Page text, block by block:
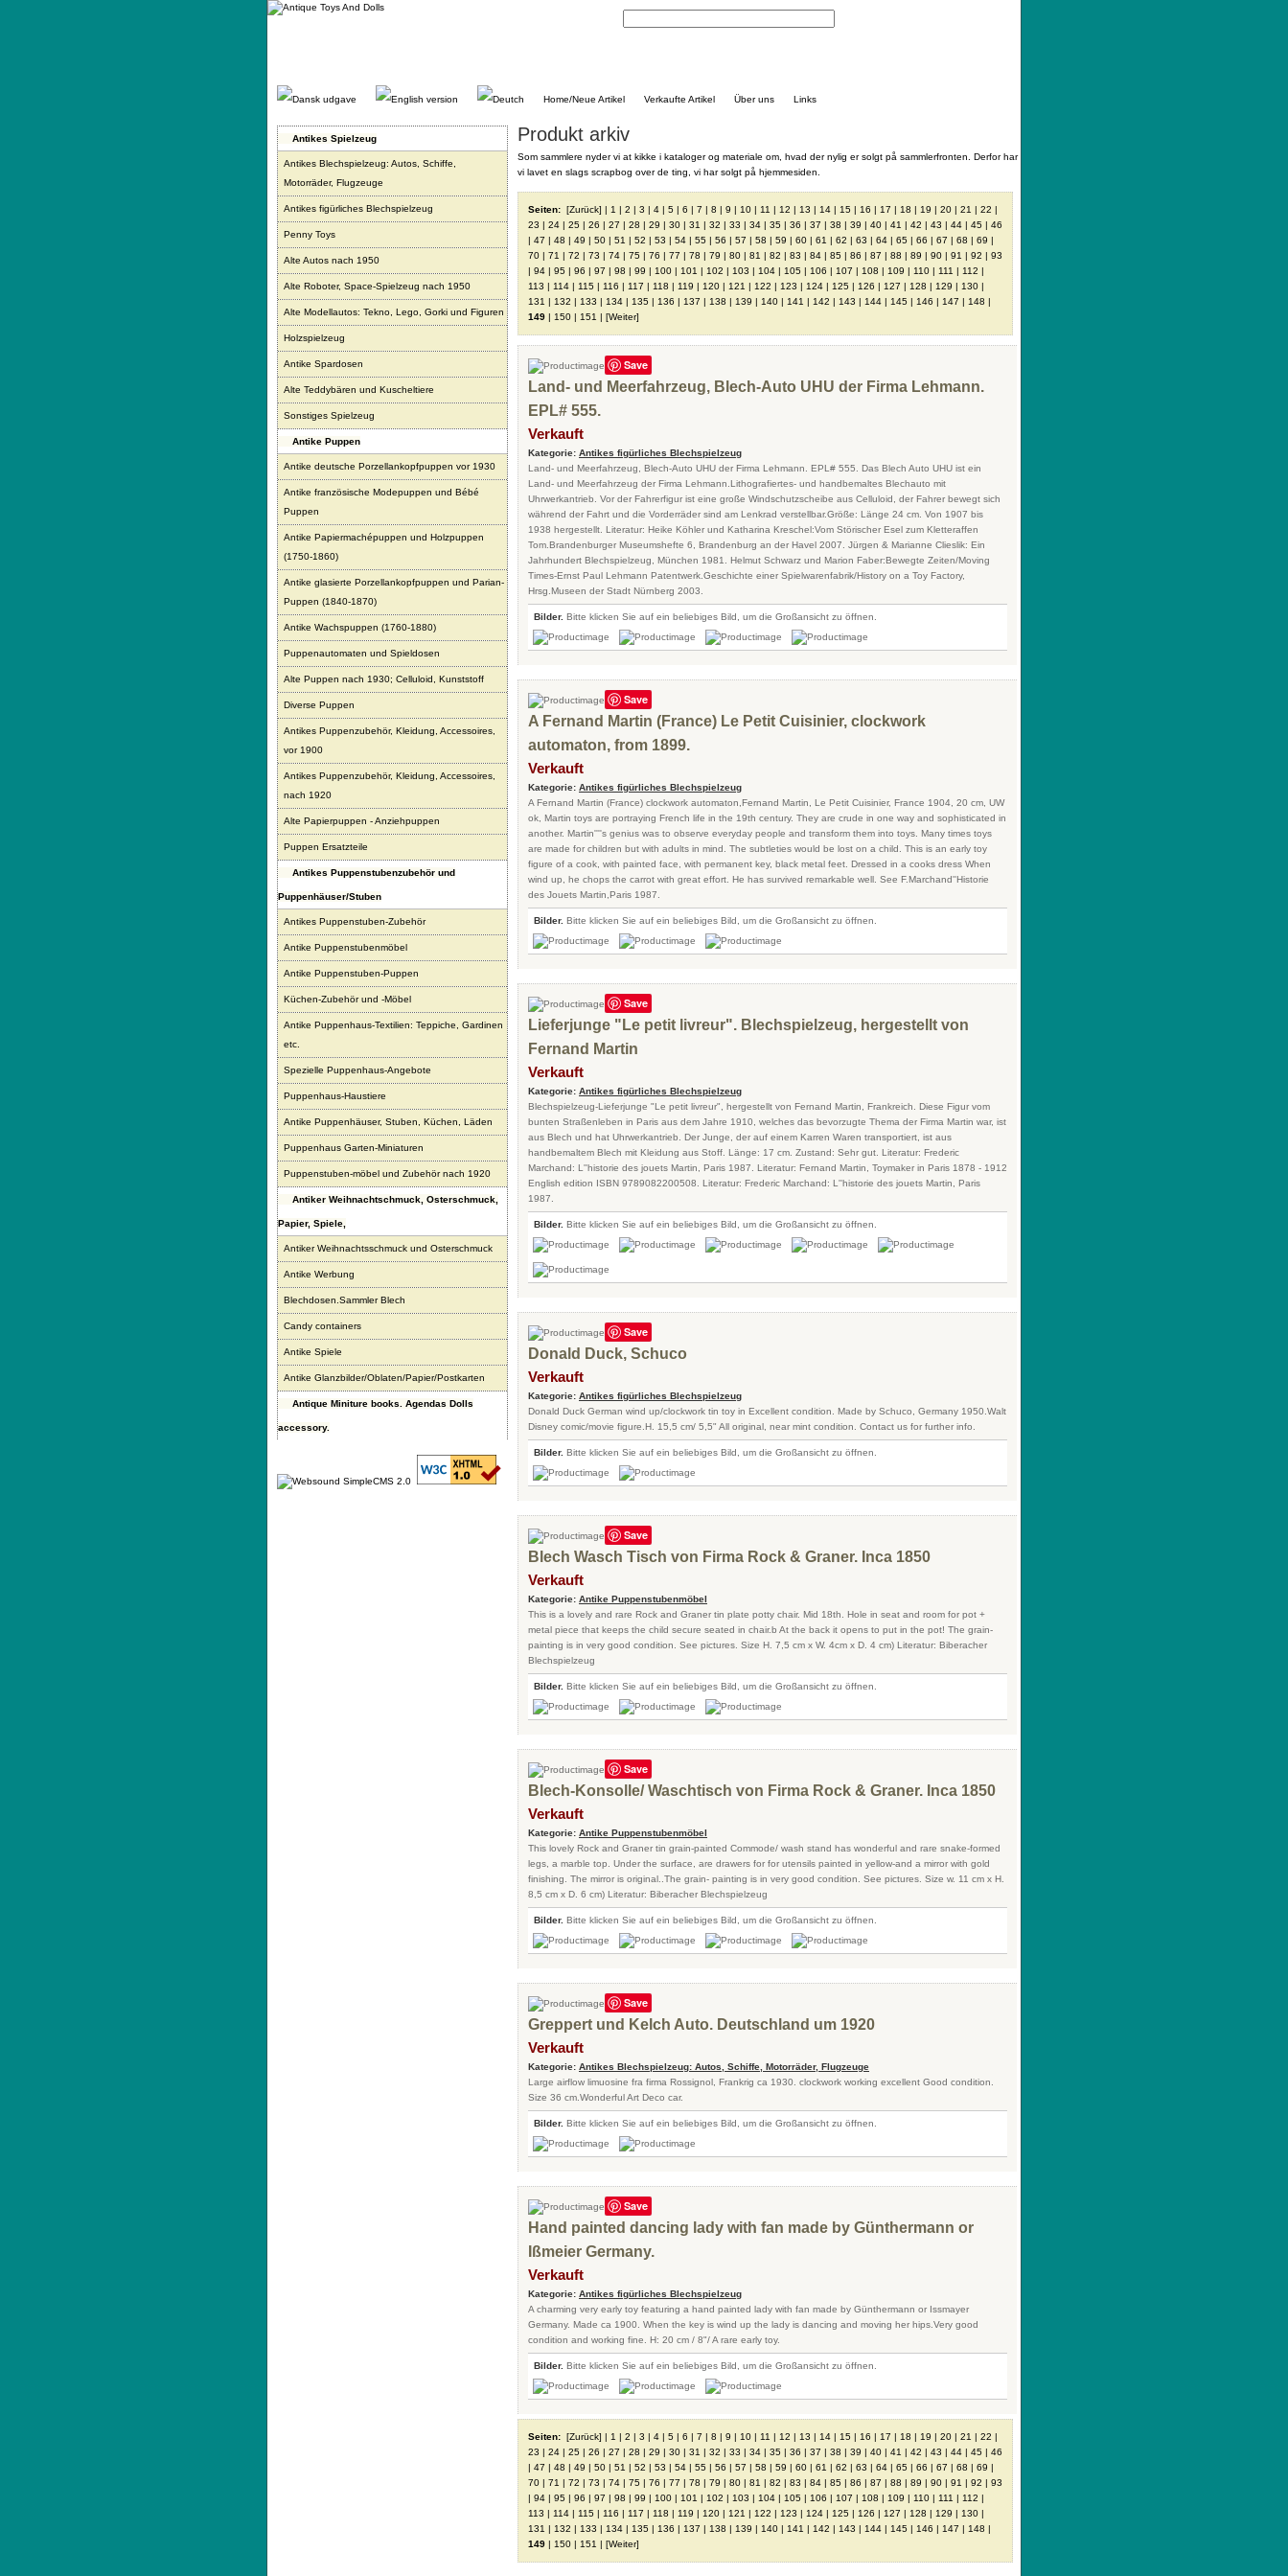
Gå
Home/Neue Artikel Verkaufte Artikel Über uns Links
Antikes Spielzeug
Antikes Blechspielzeug: Autos, Schiffe,
Motorräder, Flugzeuge
Antikes figürliches Blechspielzeug
Penny Toys
Alte Autos nach 1950
Alte Roboter, Space-Spielzeug nach 1950
Alte Modellautos: Tekno, Lego, Gorki und Figuren
Holzspielzeug
Antike Spardosen
Alte Teddybären und Kuscheltiere
Sonstiges Spielzeug
Antike Puppen
Antike deutsche Porzellankopfpuppen vor 1930
Antike französische Modepuppen und Bébé
Puppen
Antike Papiermachépuppen und Holzpuppen
(1750-1860)
Antike glasierte Porzellankopfpuppen und Parian-
Puppen (1840-1870)
Antike Wachspuppen (1760-1880)
Puppenautomaten und Spieldosen
Alte Puppen nach 1930; Celluloid, Kunststoff
Diverse Puppen
Antikes Puppenzubehör, Kleidung, Accessoires,
vor 1900
Antikes Puppenzubehör, Kleidung, Accessoires,
nach 1920
Alte Papierpuppen - Anziehpuppen
Puppen Ersatzteile
Antikes Puppenstubenzubehör und
Puppenhäuser/Stuben
Antikes Puppenstuben-Zubehör
Antike Puppenstubenmöbel
Antike Puppenstuben-Puppen
Küchen-Zubehör und -Möbel
Antike Puppenhaus-Textilien: Teppiche, Gardinen
etc.
Spezielle Puppenhaus-Angebote
Puppenhaus-Haustiere
Antike Puppenhäuser, Stuben, Küchen, Läden
Puppenhaus Garten-Miniaturen
Puppenstuben-möbel und Zubehör nach 1920
Antiker Weihnachtschmuck, Osterschmuck,
Papier, Spiele,
Antiker Weihnachtsschmuck und Osterschmuck
Antike Werbung
Blechdosen.Sammler Blech
Candy containers
Antike Spiele
Antike Glanzbilder/Oblaten/Papier/Postkarten
Antique Miniture books. Agendas Dolls
accessory.
Produkt arkiv
Som sammlere nyder vi at kikke i kataloger og materiale om, hvad der nylig er solgt på sammlerfronten. Derfor har
vi lavet en slags scrapbog over de ting, vi har solgt på hjemmesiden.
Seiten: [Zurück] | 1 | 2 | 3 | 4 | 5 | 6 | 7 | 8 | 9 | 10 | 11 | 12 | 13 | 14 | 15 | 16 | 17 | 18 | 19 | 20 | 21 | 22 |
23 | 24 | 25 | 26 | 27 | 28 | 29 | 30 | 31 | 32 | 33 | 34 | 35 | 36 | 37 | 38 | 39 | 40 | 41 | 42 | 43 | 44 | 45 | 46
| 47 | 48 | 49 | 50 | 51 | 52 | 53 | 54 | 55 | 56 | 57 | 58 | 59 | 60 | 61 | 62 | 63 | 64 | 65 | 66 | 67 | 68 | 69 |
70 | 71 | 72 | 73 | 74 | 75 | 76 | 77 | 78 | 79 | 80 | 81 | 82 | 83 | 84 | 85 | 86 | 87 | 88 | 89 | 90 | 91 | 92 | 93
| 94 | 95 | 96 | 97 | 98 | 99 | 100 | 101 | 102 | 103 | 104 | 105 | 106 | 107 | 108 | 109 | 110 | 111 | 112 |
113 | 114 | 115 | 116 | 117 | 118 | 119 | 120 | 121 | 122 | 123 | 124 | 125 | 126 | 127 | 128 | 129 | 130 |
131 | 132 | 133 | 134 | 135 | 136 | 137 | 138 | 139 | 140 | 141 | 142 | 143 | 144 | 145 | 146 | 147 | 148 |
149 | 150 | 151 | [Weiter]
Save
Land- und Meerfahrzeug, Blech-Auto UHU der Firma Lehmann.
EPL# 555.
Verkauft
Kategorie: Antikes figürliches Blechspielzeug
Land- und Meerfahrzeug, Blech-Auto UHU der Firma Lehmann. EPL# 555. Das Blech Auto UHU ist ein
Land- und Meerfahrzeug der Firma Lehmann.Lithografiertes- und handbemaltes Blechauto mit
Uhrwerkantrieb. Vor der Fahrerfigur ist eine große Windschutzscheibe aus Celluloid, der Fahrer bewegt sich
während der Fahrt und die Vorderräder sind am Lenkrad verstellbar.Größe: Länge 24 cm. Von 1907 bis
1938 hergestellt. Literatur­: Heike Köhler und Katharina Kreschel:Vom Störischer Esel zum Kletteraffen
Tom.Brandenburger Museumshefte 6, Brandenburg an der Havel 2007. Jürgen & Marianne Clieslik: ­Ein
Jahrhundert Blechspielzeug, München 1981. Helmut Schwarz und Marion Faber:Bewegte Zeiten/Moving
Times-Ernst Paul Lehmann Patentwerk.Geschichte einer Spielwarenfabrik/History on a Toy Factory,
Hrsg.Museen der Stadt Nürnberg 2003.
Bilder. Bitte klicken Sie auf ein beliebiges Bild, um die Großansicht zu öffnen.
Save
A Fernand Martin (France) Le Petit Cuisinier, clockwork
automaton, from 1899.
Verkauft
Kategorie: Antikes figürliches Blechspielzeug
A Fernand Martin (France) clockwork automaton,Fernand Martin, Le Petit Cuisinier, France 1904, 20 cm, UW
ok, Martin toys are portraying French life in the 19th century. They are crude in one way and sophisticated in
another. Martin''''s genius was to observe everyday people and transform them into toys. Many times toys
are made for children but with adults in mind. The subtleties would be lost on a child. This is an early toy
figure of a cook, with painted face, with permanent key, black metal feet. Dressed in a cooks dress When
wind up, he chops the carrot with great effort. He has survived remarkable well. See F.Marchand''Historie
des Jouets Martin,Paris 1987.
Bilder. Bitte klicken Sie auf ein beliebiges Bild, um die Großansicht zu öffnen.
Save
Lieferjunge "Le petit livreur". Blechspielzeug, hergestellt von
Fernand Martin
Verkauft
Kategorie: Antikes figürliches Blechspielzeug
Blechspielzeug-Lieferjunge "Le petit livreur", hergestellt von Fernand Martin, Frankreich. Diese Figur vom
bunten Straßenleben in Paris aus dem Jahre 1910, welches das bevorzugte Thema der Firma Martin war, ist
aus Blech und hat Uhrwerkantrieb. Der Junge, der auf einem Karren Waren transportiert, ist aus
handbemaltem Blech mit Kleidung aus Stoff. Länge: 17 cm. Zustand: Sehr gut. Literatur: Frederic
Marchand: L''historie des jouets Martin, Paris 1987. Literatur: Fernand Martin, Toymaker in Paris 1878 - 1912
English edition ISBN 9789082200508. Literatur: Frederic Marchand: L''historie des jouets Martin, Paris
1987.
Bilder. Bitte klicken Sie auf ein beliebiges Bild, um die Großansicht zu öffnen.
Save
Donald Duck, Schuco
Verkauft
Kategorie: Antikes figürliches Blechspielzeug
Donald Duck German wind up/clockwork tin toy in Excellent condition. Made by Schuco, Germany 1950.Walt
Disney comic/movie figure.H. 15,5 cm/ 5,5" All original, near mint condition. Contact us for further info.
Bilder. Bitte klicken Sie auf ein beliebiges Bild, um die Großansicht zu öffnen.
Save
Blech Wasch Tisch von Firma Rock & Graner. Inca 1850
Verkauft
Kategorie: Antike Puppenstubenmöbel
This is a lovely and rare Rock and Graner tin plate potty chair. Mid 18th. Hole in seat and room for pot +
metal piece that keeps the child secure seated in chair.b At the back it opens to put in the pot! The grain-
painting is in very good condition. See pictures. Size H. 7,5 cm x W. 4cm x D. 4 cm) Literatur: Biberacher
Blechspielzeug
Bilder. Bitte klicken Sie auf ein beliebiges Bild, um die Großansicht zu öffnen.
Save
Blech-Konsolle/ Waschtisch von Firma Rock & Graner. Inca 1850
Verkauft
Kategorie: Antike Puppenstubenmöbel
This lovely Rock and Graner tin grain-painted Commode/ wash stand has wonderful and rare snake-formed
legs, a marble top. Under the surface, are drawers for for utensils painted in yellow-and a mirror with gold
finishing. The mirror is original..The grain- painting is in very good condition. See pictures. Size w. 11 cm x H.
8,5 cm x D. 6 cm) Literatur: Biberacher Blechspielzeug
Bilder. Bitte klicken Sie auf ein beliebiges Bild, um die Großansicht zu öffnen.
Save
Greppert und Kelch Auto. Deutschland um 1920
Verkauft
Kategorie: Antikes Blechspielzeug: Autos, Schiffe, Motorräder, Flugzeuge
Large airflow limuosine fra firma Rossignol, Frankrig ca 1930. clockwork working excellent Good condition.
Size 36 cm.Wonderful Art Deco car.
Bilder. Bitte klicken Sie auf ein beliebiges Bild, um die Großansicht zu öffnen.
Save
Hand painted dancing lady with fan made by Günthermann or
Ißmeier Germany.
Verkauft
Kategorie: Antikes figürliches Blechspielzeug
A charming very early toy featuring a hand painted lady with fan made by Günthermann or Issmayer
Germany. Made ca 1900. When the key is wind up the lady is dancing and moving her hips.Very good
condition and working fine. H: 20 cm / 8"/ A rare early toy.
Bilder. Bitte klicken Sie auf ein beliebiges Bild, um die Großansicht zu öffnen.
Seiten: [Zurück] | 1 | 2 | 3 | 4 | 5 | 6 | 7 | 8 | 9 | 10 | 11 | 12 | 13 | 14 | 15 | 16 | 17 | 18 | 19 | 20 | 21 | 22 |
23 | 24 | 25 | 26 | 27 | 28 | 29 | 30 | 31 | 32 | 33 | 34 | 35 | 36 | 37 | 38 | 39 | 40 | 41 | 42 | 43 | 44 | 45 | 46
| 47 | 48 | 49 | 50 | 51 | 52 | 53 | 54 | 55 | 56 | 57 | 58 | 59 | 60 | 61 | 62 | 63 | 64 | 65 | 66 | 67 | 68 | 69 |
70 | 71 | 72 | 73 | 74 | 75 | 76 | 77 | 78 | 79 | 80 | 81 | 82 | 83 | 84 | 85 | 86 | 87 | 88 | 89 | 90 | 91 | 92 | 93
| 94 | 95 | 96 | 97 | 98 | 99 | 100 | 101 | 102 | 103 | 104 | 105 | 106 | 107 | 108 | 109 | 110 | 111 | 112 |
113 | 114 | 115 | 116 | 117 | 118 | 119 | 120 | 121 | 122 | 123 | 124 | 125 | 126 | 127 | 128 | 129 | 130 |
131 | 132 | 133 | 134 | 135 | 136 | 137 | 138 | 139 | 140 | 141 | 142 | 143 | 144 | 145 | 146 | 147 | 148 |
149 | 150 | 151 | [Weiter]